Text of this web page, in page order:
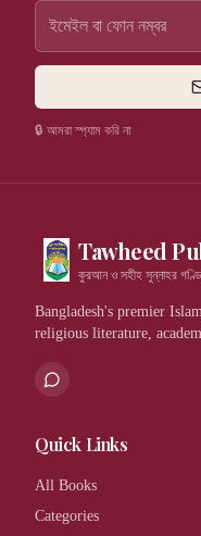
🔒 আমরা স্প্যাম করি না
Tawheed
কুরআন ও সহীহ সুন্নাহর
Bangladesh's premier
religious literature,
Quick Links
All Books
Categories